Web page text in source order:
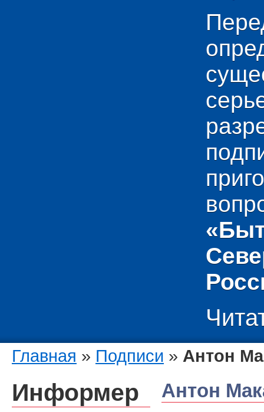
Главная » Подписи » Антон
Антон
Информер